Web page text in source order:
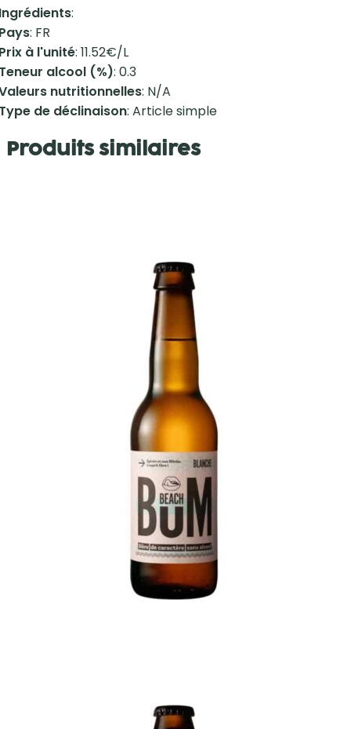
:
: FR
à l'unité: 11.52€/L
alcool (%): 0.3
nutritionnelles: N/A
de déclinaison: Article simple
Produits similaires